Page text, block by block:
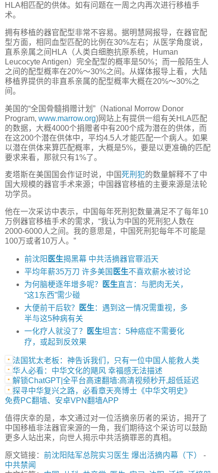
HLA相匹配的供体。如有问题在一周之内再次进行移植手
术。
拥有移植的器官配型非常不容易。据明慧网报导，在器官配
型方面，相同血型匹配的比例在30%左右；从医学角度说，
直系亲属之间HLA（人类白细胞抗原系统，Human
Leucocyte Antigen）完全配型的概率是50%；而一般陌生人
之间的配型概率在20%～30%之间。从媒体报导上看，大陆
移植界提供的非直系亲属的配型概率大概在20%～30%之
间。
美国的“全国骨髓捐赠计划”（National Morrow Donor
Program, www.marrow.org)网站上有提供一组有关HLA匹配
的数据，大概4000个捐赠者中有200个成为潜在的供体，而
在这200个潜在供体中，平均4.5人才能匹配一个病人。如果
以潜在供体来算匹配概率，大概是5%，要是以更准确的匹配
要求来看，那就只有1%了。
麦塔斯在美国国会作证时说，中国死刑犯的数量解释不了中
国大规模的器官手术来源；中国器官移植的主要来源是法轮
功学员。
他在一次采访中表示，中国每年死刑犯数量满足不了每年10
万例器官移植手术的需求，“我认为中国的死刑犯人数在
2000-6000人之间。我的意思是，中国死刑犯每年不可能是
100万或者10万人。”
前沈阳 医生揭黑幕 中共活摘器官罪滔天
平均年薪35万刀 许多美国 医生不喜欢薪水被讨论
为何脑梗逐年增多呢？
医生直言：与肥肉无关，
“这1东西”需少碰
大便前干后软？
医生：遇到这一情况需重视，多
半与这5种病有关
一化疗人就没了？
医生坦言：5种癌症不需要化
疗，或起到反效果
法国犹太老板：神告诉我们，只有一位中国人能救人类
华人必看：中华文化的飓风 幸福感无法描述
解锁ChatGPT|全平台高速翻墙:高清视频秒开,超低延迟
探寻中华复兴之路，必看章天亮博士《中华文明史》
免费PC翻墙、安卓VPN翻墙APP
值得庆幸的是，本文通过对一位活摘亲历者的采访，揭开了
中国移植非法器官来源的一角，我们期待这个采访可以鼓励
更多人站出来，向世人揭示中共活摘罪恶的真相。
原文链接： 前沈阳陆军总院实习医生 爆出活摘内幕（下）
-
中共禁闻